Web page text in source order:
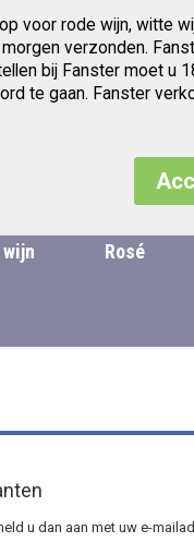
voor rode wijn, witte
verzonden.
bij Fanster moet u
te gaan. Fanster
wijnen
Rosé
u dan aan met uw e-